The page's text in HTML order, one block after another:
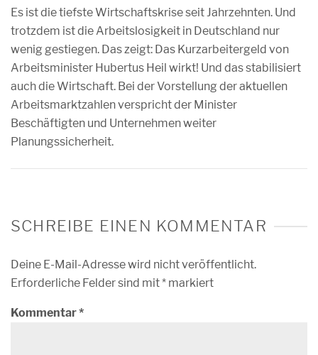
Es ist die tiefste Wirtschaftskrise seit Jahrzehnten. Und
trotzdem ist die Arbeitslosigkeit in Deutschland nur
wenig gestiegen. Das zeigt: Das Kurzarbeitergeld von
Arbeitsminister Hubertus Heil wirkt! Und das stabilisiert
auch die Wirtschaft. Bei der Vorstellung der aktuellen
Arbeitsmarktzahlen verspricht der Minister
Beschäftigten und Unternehmen weiter
Planungssicherheit.
SCHREIBE EINEN KOMMENTAR
Deine E-Mail-Adresse wird nicht veröffentlicht.
Erforderliche Felder sind mit* markiert
Kommentar*